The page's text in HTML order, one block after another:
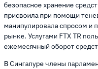
безопасное хранение
присвоила при помощи
манипулировала спросом и
рынке. Услугами FTX TR
ежемесячный оборот
В Сингапуре члены